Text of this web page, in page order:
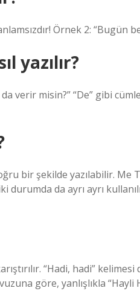
Örnek 2: “Bugün
yazılır?
verir misin?” “De” gibi
bir şekilde yazılabilir. Me
da ayrı ayrı
“Hadi, hadi”
göre, yanlışlıkla